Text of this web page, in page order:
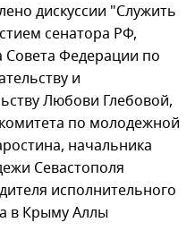
дискуссии "Служить
сенатора РФ,
Совета Федерации по
и
Любови Глебовой,
по молодежной
начальника
Севастополя
исполнительного
в Крыму Аллы